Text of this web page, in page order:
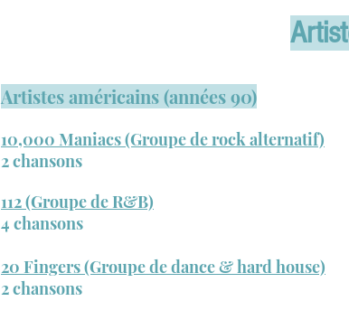
Artistes américains (années 90)
10,000 Maniacs (Groupe de rock alternatif)
2 chansons
112 (Groupe de R&B)
4 chansons
20 Fingers (Groupe de dance & hard house)
2 chansons